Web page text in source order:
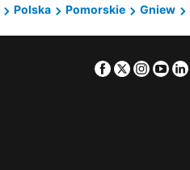
Polska Pomorskie
Gniew
Facebook
Twitter